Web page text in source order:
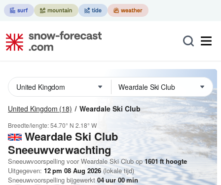
United Kingdom (18) Weardale Ski Club
Breedte/lengte:54.70° N 2.18° W
Weardale Ski Club
Sneeuwverwachting
Sneeuwvoorspelling voor Weardale Ski Club op 1601 fthoogte
Uitgegeven: 12 pm 08 Aug 2026 (lokale tijd)
Sneeuwvoorspelling bijgewerkt 04uur00min